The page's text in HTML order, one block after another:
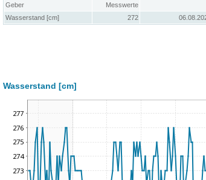
Geber
Messwerte
Wasserstand [cm]
272
Wasserstand [cm]